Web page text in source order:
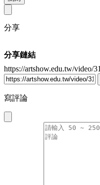
分享
分享鏈結
https://artshow.edu.tw/video/
寫評論